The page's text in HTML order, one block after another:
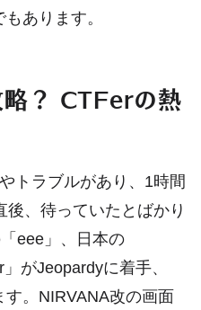
あります。
？ CTFerの熱
トラブルがあり、1時間
、待っていたとばかり
eee」、日本の
がJeopardyに着手、
。NIRVANA改の画面